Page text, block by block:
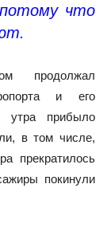
что
продолжал
и его
прибыло
в том числе,
прекратилось
покинули